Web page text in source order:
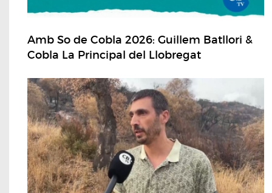
Amb So de Cobla 2026: Guillem Batllori &
Cobla La Principal del Llobregat